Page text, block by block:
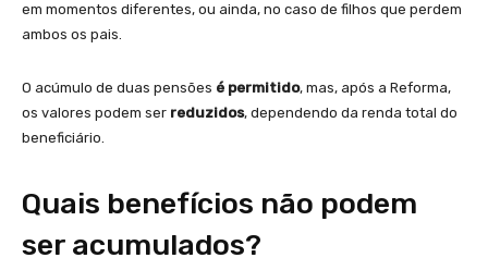
em momentos diferentes, ou ainda, no caso de filhos que perdem
ambos os pais.
O acúmulo de duas pensões é permitido, mas, após a Reforma,
os valores podem ser reduzidos, dependendo da renda total do
beneficiário.
Quais benefícios não podem
ser acumulados?